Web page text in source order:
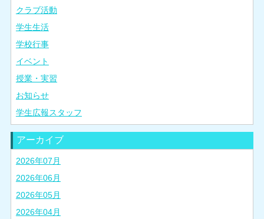
クラブ活動
学生生活
学校行事
イベント
授業・実習
お知らせ
学生広報スタッフ
アーカイブ
2026年07月
2026年06月
2026年05月
2026年04月